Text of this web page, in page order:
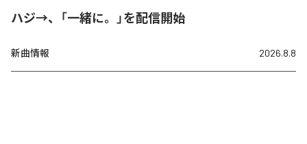
ハジ→、「一緒に。」を配信開始
新曲情報 2026.8.8